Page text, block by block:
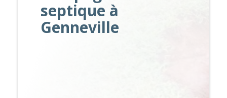
septique à
Genneville